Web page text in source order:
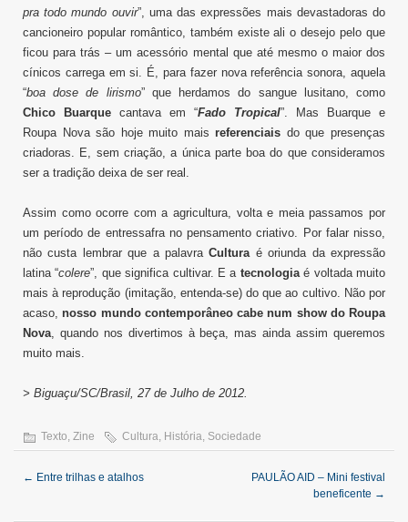
pra todo mundo ouvir”, uma das expressões mais devastadoras do
cancioneiro popular romântico, também existe ali o desejo pelo que
ficou para trás – um acessório mental que até mesmo o maior dos
cínicos carrega em si. É, para fazer nova referência sonora, aquela
“boa dose de lirismo” que herdamos do sangue lusitano, como
Chico Buarque cantava em “Fado Tropical”. Mas Buarque e
Roupa Nova são hoje muito mais referenciais do que presenças
criadoras. E, sem criação, a única parte boa do que consideramos
ser a tradição deixa de ser real.
Assim como ocorre com a agricultura, volta e meia passamos por
um período de entressafra no pensamento criativo. Por falar nisso,
não custa lembrar que a palavraCulturaé oriunda da expressão
latina “colere”, que significa cultivar. E a tecnologiaé voltada muito
mais à reprodução (imitação, entenda-se) do que ao cultivo. Não por
acaso, nosso mundo contemporâneo cabe num show do Roupa
Nova, quando nos divertimos à beça, mas ainda assim queremos
muito mais.
> Biguaçu/SC/Brasil, 27 de Julho de 2012.
Texto, Zine Cultura, História, Sociedade
← Entre trilhas e atalhos
PAULÃO AID – Mini festival
beneficente →